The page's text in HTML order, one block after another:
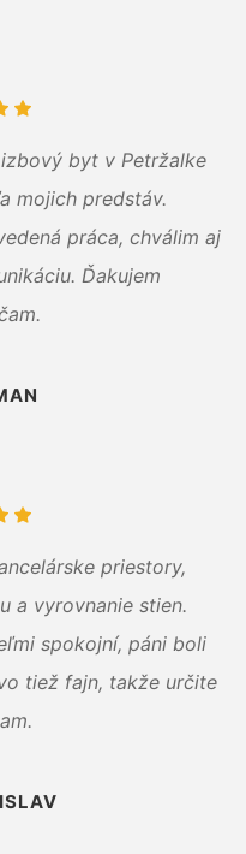
byt v Petržalke
mojich predstáv.
práca, chválim aj
Ďakujem
priestory,
a vyrovnanie stien.
spokojní, páni boli
tiež fajn, takže určite